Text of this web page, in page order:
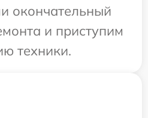
окончательный
и приступим
техники.